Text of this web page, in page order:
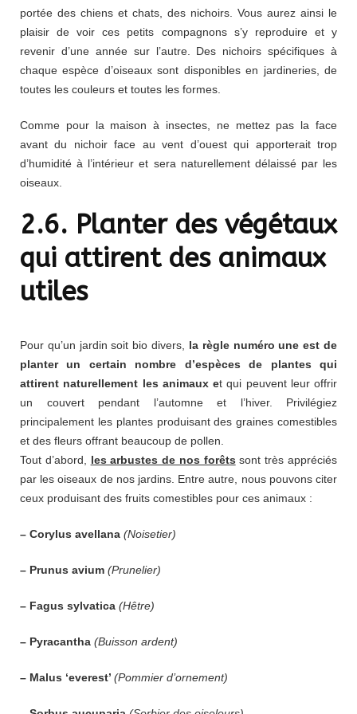
portée des chiens et chats, des nichoirs. Vous aurez ainsi le
plaisir de voir ces petits compagnons s’y reproduire et y
revenir d’une année sur l’autre. Des nichoirs spécifiques à
chaque espèce d’oiseaux sont disponibles en jardineries, de
toutes les couleurs et toutes les formes.
Comme pour la maison à insectes, ne mettez pas la face
avant du nichoir face au vent d’ouest qui apporterait trop
d’humidité à l’intérieur et sera naturellement délaissé par les
oiseaux.
2.6. Planter des végétaux
qui attirent des animaux
utiles
Pour qu’un jardin soit bio divers,
la règle numéro une est de
planter un certain nombre d’espèces de plantes qui
attirent naturellement les animaux et qui peuvent leur offrir
un couvert pendant l’automne et l’hiver. Privilégiez
principalement les plantes produisant des graines comestibles
et des fleurs offrant beaucoup de pollen.
Tout d’abord, les arbustes de nos forêts sont très appréciés
par les oiseaux de nos jardins. Entre autre, nous pouvons citer
ceux produisant des fruits comestibles pour ces animaux :
– Corylus avellana (Noisetier)
– Prunus avium (Prunelier)
– Fagus sylvatica (Hêtre)
– Pyracantha (Buisson ardent)
– Malus ‘everest’ (Pommier d’ornement)